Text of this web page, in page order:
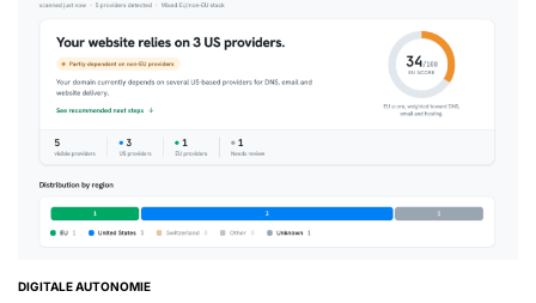
GEPLAATST
DIGITALE AUTONOMIE